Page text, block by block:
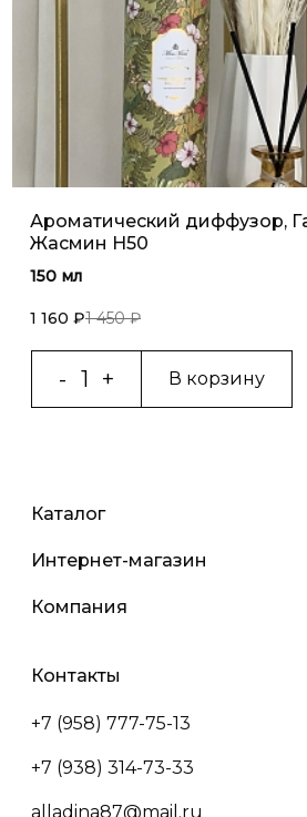
Ароматический диффузор,
Жасмин H50
150 мл
1 160 ₽1 450 ₽
В корзину
Каталог
Интернет-магазин
Компания
Контакты
+7 (958) 777-75-13
+7 (938) 314-73-33
alladina87@mail.ru